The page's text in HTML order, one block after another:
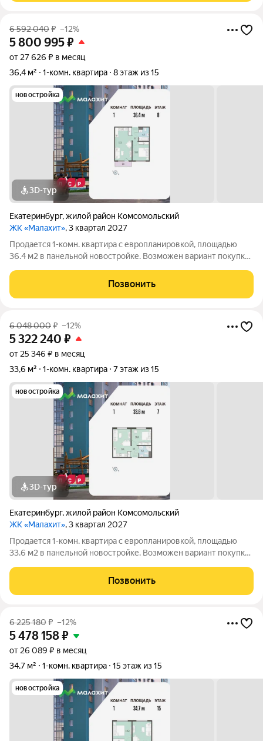
6 592 040₽ –12%
5 800 995₽
от 27 626 ₽ в месяц
36,4 м²
1-комн. квартира 8 этаж из 15
новостройка
3D-тур
Екатеринбург,жилой район Комсомольский
ЖК «Малахит», 3 квартал 2027
Продается 1-комн. квартира с европланировкой, площадью
36.4 м2 в панельной новостройке. Возможен вариант покупки
кухня 17.1 м2, отделка под ключ, балконов - 1. Квартира
располагается на 8
Позвонить
6 048 000₽ –12%
5 322 240 ₽
от 25 346 ₽ в месяц
33,6 м²
1-комн. квартира 7 этаж из 15
новостройка
3D-тур
Екатеринбург,жилой район Комсомольский
ЖК «Малахит», 3 квартал 2027
Продается 1-комн. квартира с европланировкой, площадью
33.6 м2 в панельной новостройке. Возможен вариант покупки
кухня 15.6 м2, отделка под ключ. Квартира располагается на 7
этаже 15-этажного
Позвонить
6 225 180₽ –12%
5 478 158₽
от 26 089 ₽ в месяц
34,7 м²
1-комн. квартира 15 этаж из 15
новостройка